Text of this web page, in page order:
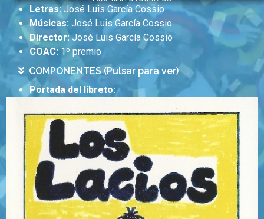
Letras:José Luis García Cossio
Músicas: José Luis García Cossio
Director:José Luis García Cossio
COAC: 1º premio
COMPONENTES (Pulsar para ver)
Portada del libreto: